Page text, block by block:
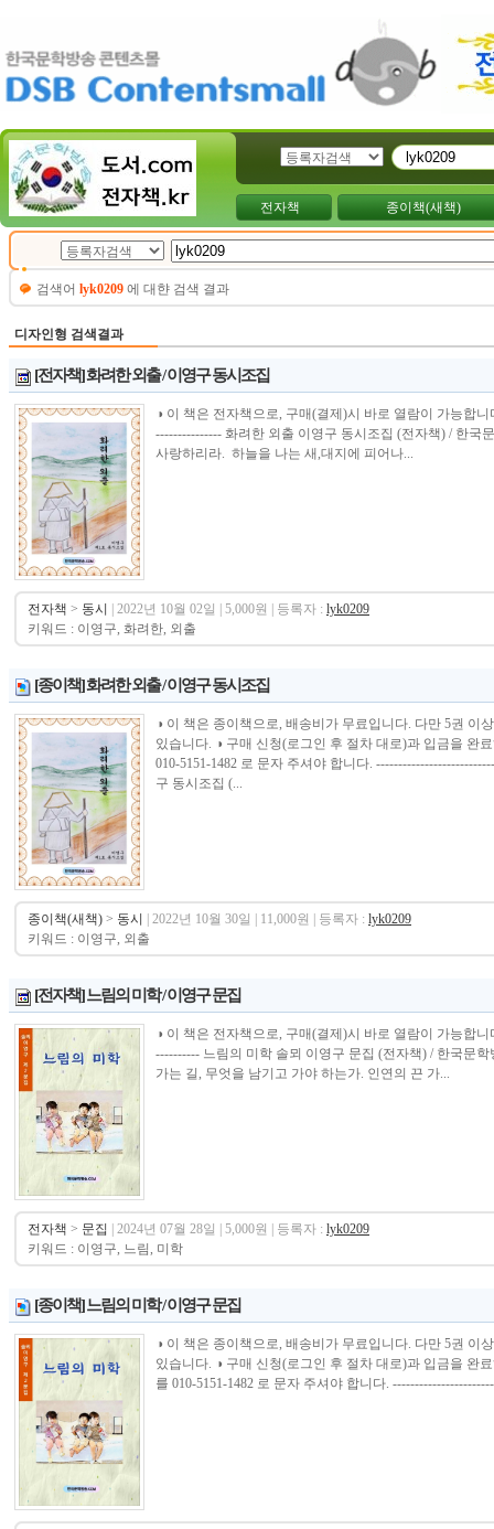
전자책 종이책(새책)
검색어 lyk0209 에 대햔 검색 결과
디자인형 검색결과
[전자책] 화려한 외출 / 이영구 동시조집
◑ 이 책은 전자책으로, 구매(결제)시 바로 열람이 가능합
--------------- 화려한 외출 이영구 동시조집 (전자책) / 한
사랑하리라. 하늘을 나는 새,대지에 피어나...
전자책 > 동시 | 2022년 10월 02일 | 5,000원 | 등록자 : lyk0209
키워드 : 이영구, 화려한, 외출
[종이책] 화려한 외출 / 이영구 동시조집
◑ 이 책은 종이책으로, 배송비가 무료입니다. 다만 5권 이
있습니다. ◑ 구매 신청(로그인 후 절차 대로)과 입금을 완
010-5151-1482 로 문자 주셔야 합니다.
구 동시조집 (...
종이책(새책) > 동시 | 2022년 10월 30일 | 11,000원 | 등록자 : lyk0209
키워드 : 이영구, 외출
[전자책] 느림의 미학 / 이영구 문집
◑ 이 책은 전자책으로, 구매(결제)시 바로 열람이 가능합
---------- 느림의 미학 솔뫼 이영구 문집 (전자책) / 한국문
가는 길, 무엇을 남기고 가야 하는가. 인연의 끈 가...
전자책 > 문집 | 2024년 07월 28일 | 5,000원 | 등록자 : lyk0209
키워드 : 이영구, 느림, 미학
[종이책] 느림의 미학 / 이영구 문집
◑ 이 책은 종이책으로, 배송비가 무료입니다. 다만 5권 이
있습니다. ◑ 구매 신청(로그인 후 절차 대로)과 입금을
를 010-5151-1482 로 문자 주셔야 합니다.